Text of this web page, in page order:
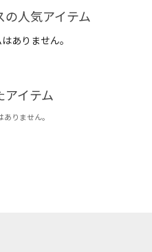
の人気アイテム
ありません。
アイテム
りません。